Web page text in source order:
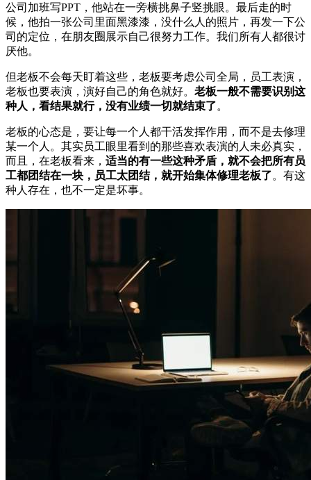
公司加班写PPT，他站在一旁横挑鼻子竖挑眼。最后走的时
候，他拍一张公司里面黑漆漆，没什么人的照片，再发一下公
司的定位，在朋友圈展示自己很努力工作。我们所有人都很讨
厌他。
但老板不会每天盯着这些，老板要考虑公司全局，员工表演，
老板也要表演，演好自己的角色就好。 老板一般不需要识别这
种人，看结果就行，没有业绩一切就结束了。
老板的心态是，要让每一个人都干活发挥作用，而不是去修理
某一个人。其实员工眼里看到的那些喜欢表演的人未必真实，
而且，在老板看来， 适当的有一些这种矛盾，就不会把所有员
工都团结在一块，员工太团结，就开始集体修理老板了。有这
种人存在，也不一定是坏事。